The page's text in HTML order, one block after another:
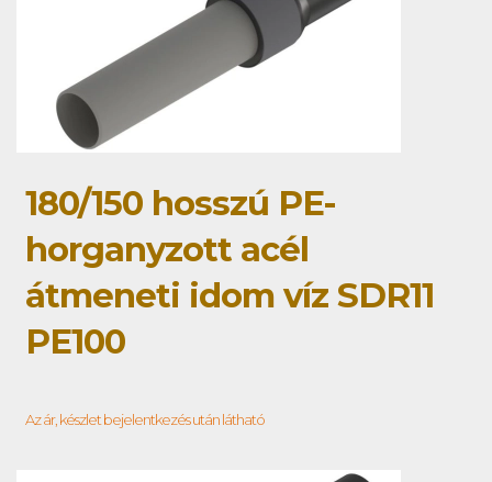
180/150 hosszú PE-
horganyzott acél
átmeneti idom víz SDR11
PE100
Az ár, készlet bejelentkezés után látható